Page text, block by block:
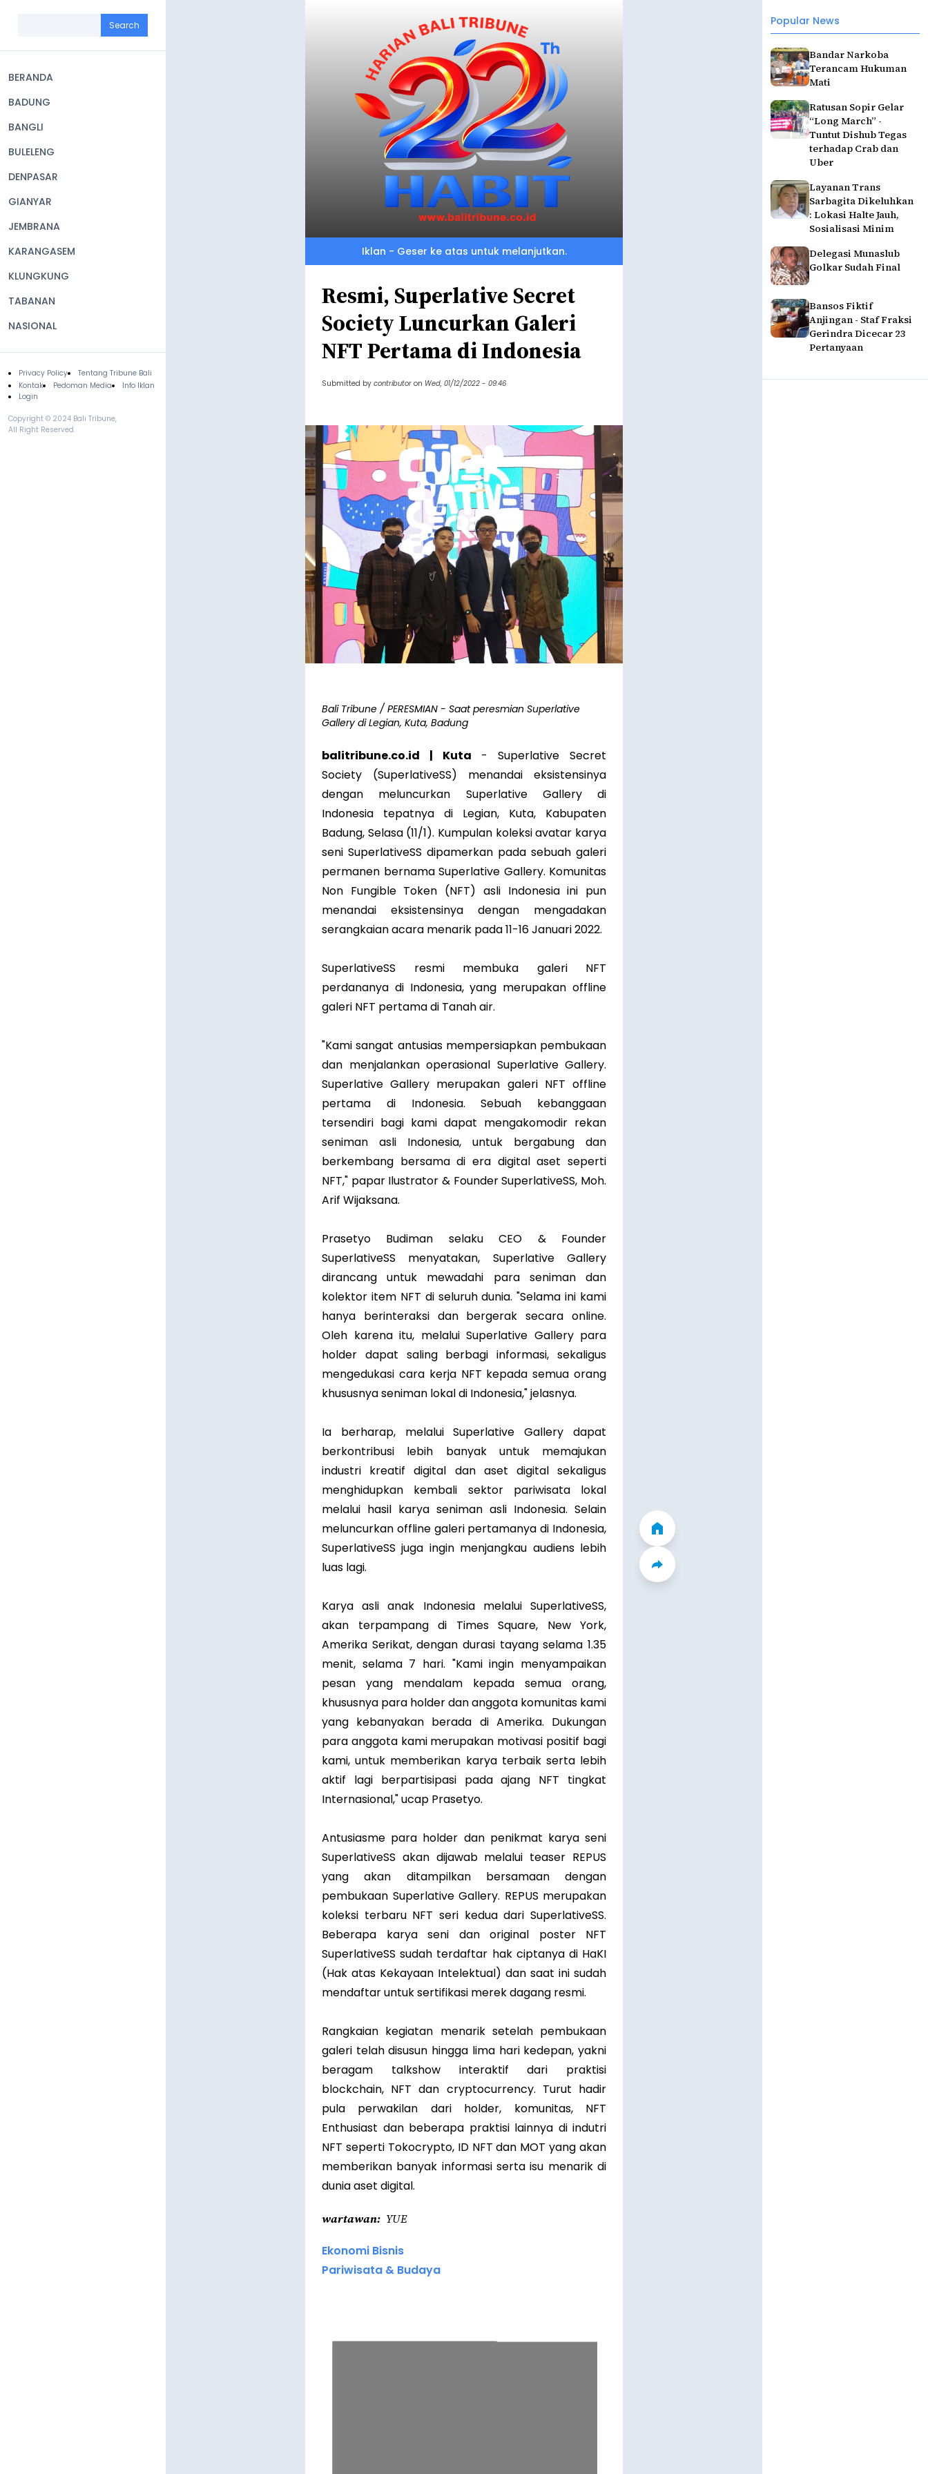
navigation
BERANDA
BADUNG
BANGLI
BULELENG
DENPASAR
GIANYAR
JEMBRANA
KARANGASEM
KLUNGKUNG
TABANAN
NASIONAL
Footer
Privacy Policy
Tentang Tribune Bali
Kontak
Pedoman Media
Info Iklan
Login
Copyright © 2024 Bali Tribune,
All Right Reserved.
Popular News
Bandar Narkoba
Terancam Hukuman
Mati
Ratusan Sopir Gelar
“Long March” -
Tuntut Dishub Tegas
terhadap Crab dan
Uber
Layanan Trans
Sarbagita Dikeluhkan
: Lokasi Halte Jauh,
Sosialisasi Minim
Delegasi Munaslub
Golkar Sudah Final
Bansos Fiktif
Anjingan - Staf Fraksi
Gerindra Dicecar 23
Pertanyaan
Iklan - Geser ke atas untuk melanjutkan.
Resmi, Superlative Secret
Society Luncurkan Galeri
NFT Pertama di Indonesia
Submitted by contributor on Wed, 01/12/2022 - 09:46
Bali Tribune / PERESMIAN - Saat peresmian Superlative
Gallery di Legian, Kuta, Badung
balitribune.co.id | Kuta -Superlative Secret
Society (SuperlativeSS) menandai eksistensinya
dengan meluncurkan Superlative Gallery di
Indonesia tepatnya di Legian, Kuta, Kabupaten
Badung, Selasa (11/1). Kumpulan koleksi avatar karya
seni SuperlativeSS dipamerkan pada sebuah galeri
permanen bernama Superlative Gallery. Komunitas
Non Fungible Token (NFT) asli Indonesia ini pun
menandai eksistensinya dengan mengadakan
serangkaian acara menarik pada 11-16 Januari 2022.
SuperlativeSS resmi membuka galeri NFT
perdananya di Indonesia, yang merupakan offline
galeri NFT pertama di Tanah air.
"Kami sangat antusias mempersiapkan pembukaan
dan menjalankan operasional Superlative Gallery.
Superlative Gallery merupakan galeri NFT offline
pertama di Indonesia. Sebuah kebanggaan
tersendiri bagi kami dapat mengakomodir rekan
seniman asli Indonesia, untuk bergabung dan
berkembang bersama di era digital aset seperti
NFT," papar Ilustrator & Founder SuperlativeSS, Moh.
Arif Wijaksana.
Prasetyo Budiman selaku CEO & Founder
SuperlativeSS menyatakan, Superlative Gallery
dirancang untuk mewadahi para seniman dan
kolektor item NFT di seluruh dunia. "Selama ini kami
hanya berinteraksi dan bergerak secara online.
Oleh karena itu, melalui Superlative Gallery para
holder dapat saling berbagi informasi, sekaligus
mengedukasi cara kerja NFT kepada semua orang
khususnya seniman lokal di Indonesia," jelasnya.
Ia berharap, melalui Superlative Gallery dapat
berkontribusi lebih banyak untuk memajukan
industri kreatif digital dan aset digital sekaligus
menghidupkan kembali sektor pariwisata lokal
melalui hasil karya seniman asli Indonesia. Selain
meluncurkan offline galeri pertamanya di Indonesia,
SuperlativeSS juga ingin menjangkau audiens lebih
luas lagi.
Karya asli anak Indonesia melalui SuperlativeSS,
akan terpampang di Times Square, New York,
Amerika Serikat, dengan durasi tayang selama 1.35
menit, selama 7 hari. "Kami ingin menyampaikan
pesan yang mendalam kepada semua orang,
khususnya para holder dan anggota komunitas kami
yang kebanyakan berada di Amerika. Dukungan
para anggota kami merupakan motivasi positif bagi
kami, untuk memberikan karya terbaik serta lebih
aktif lagi berpartisipasi pada ajang NFT tingkat
Internasional," ucap Prasetyo.
Antusiasme para holder dan penikmat karya seni
SuperlativeSS akan dijawab melalui teaser REPUS
yang akan ditampilkan bersamaan dengan
pembukaan Superlative Gallery. REPUS merupakan
koleksi terbaru NFT seri kedua dari SuperlativeSS.
Beberapa karya seni dan original poster NFT
SuperlativeSS sudah terdaftar hak ciptanya di HaKI
(Hak atas Kekayaan Intelektual) dan saat ini sudah
mendaftar untuk sertifikasi merek dagang resmi.
Rangkaian kegiatan menarik setelah pembukaan
galeri telah disusun hingga lima hari kedepan, yakni
beragam talkshow interaktif dari praktisi
blockchain, NFT dan cryptocurrency. Turut hadir
pula perwakilan dari holder, komunitas, NFT
Enthusiast dan beberapa praktisi lainnya di indutri
NFT seperti Tokocrypto, ID NFT dan MOT yang akan
memberikan banyak informasi serta isu menarik di
dunia aset digital.
wartawan YUE
Ekonomi Bisnis
Pariwisata & Budaya